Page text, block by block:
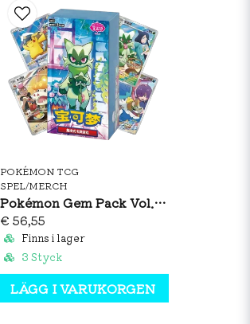
POKÉMON TCG
SPEL/MERCH
Pokémon Gem Pack Vol. 5 Booster Box (S-CH)
€ 56,55
Finns i lager
3 Styck
LÄGG I VARUKORGEN